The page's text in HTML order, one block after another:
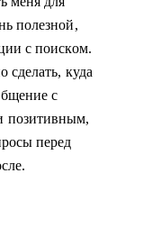
полезной,
с поиском.
сделать, куда
с
позитивным,
перед